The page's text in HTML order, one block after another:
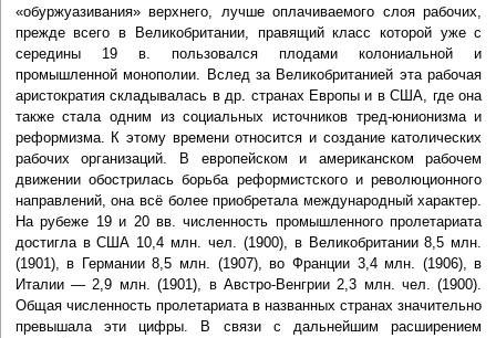
«обуржуазивания» верхнего, лучше оплачиваемого слоя рабочих,
прежде всего в Великобритании, правящий класс которой уже с
середины 19 в. пользовался плодами колониальной и
промышленной монополии. Вслед за Великобританией эта рабочая
аристократия складывалась в др. странах Европы и в США, где она
также стала одним из социальных источников тред-юнионизма и
реформизма. К этому времени относится и создание католических
рабочих организаций. В европейском и американском рабочем
движении обострилась борьба реформистского и революционного
направлений, она всё более приобретала международный характер.
На рубеже 19 и 20 вв. численность промышленного пролетариата
достигла в США 10,4 млн. чел. (1900), в Великобритании 8,5 млн.
(1901), в Германии 8,5 млн. (1907), во Франции 3,4 млн. (1906), в
Италии — 2,9 млн. (1901), в Австро-Венгрии 2,3 млн. чел. (1900).
Общая численность пролетариата в названных странах значительно
превышала эти цифры. В связи с дальнейшим расширением